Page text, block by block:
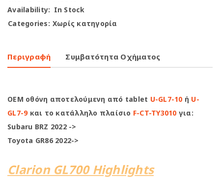
Availability: In Stock
Categories: Χωρίς κατηγορία
Περιγραφή Συμβατότητα Οχήματος
OEM οθόνη αποτελούμενη από tablet U-GL7-10 ή U-
GL7-9και το κατάλληλο πλαίσιο F-CT-TY3010 για:
Subaru BRZ 2022 ->
Toyota GR86 2022->
Clarion GL700 Highlights